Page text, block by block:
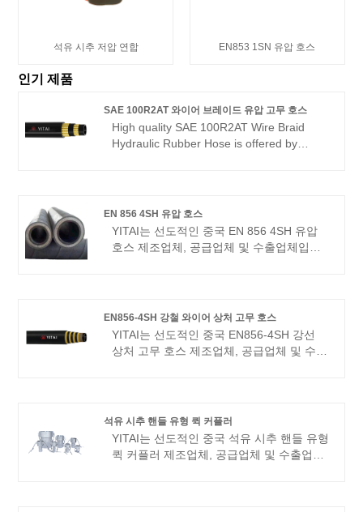
석유 시추 저압 연합 EN853 1SN 유압 호스
인기 제품
SAE 100R2AT 와이어 브레이드 유압 고무 호스
High quality SAE 100R2AT Wire Braid
Hydraulic Rubber Hose is offered by
low price. We have been specialized in
hose manufacturing for many years. Our
products have a good price advantage
and cover most of the European and
EN 856 4SH 유압 호스
YITAI는 선도적인 중국 EN 856 4SH 유압
호스 제조업체, 공급업체 및 수출업체입니
을 포괄합니다. 우리는 중국에서 귀하의 장
기적인 파트너가 되기를 기대하고 있습니
다.
EN856-4SH 강철 와이어 상처 고무 호스
YITAI는 선도적인 중국 EN856-4SH 강선
상처 고무 호스 제조업체, 공급업체 및 수출
미국 시장을 포괄합니다. 우리는 중국에서
귀하의 장기적인 파트너가 되기를 기대하고
있습니다.
석유 시추 핸들 유형 퀵 커플러
YITAI는 선도적인 중국 석유 시추 핸들 유형
퀵 커플러 제조업체, 공급업체 및 수출업체